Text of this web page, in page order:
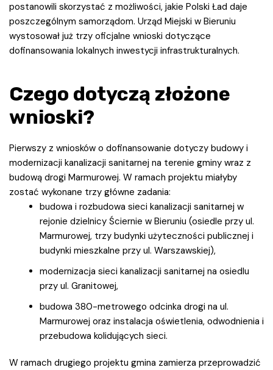
postanowili skorzystać z możliwości, jakie Polski Ład daje
poszczególnym samorządom. Urząd Miejski w Bieruniu
wystosował już trzy oficjalne wnioski dotyczące
dofinansowania lokalnych inwestycji infrastrukturalnych.
Czego dotyczą złożone
wnioski?
Pierwszy z wniosków o dofinansowanie dotyczy budowy i
modernizacji kanalizacji sanitarnej na terenie gminy wraz z
budową drogi Marmurowej. W ramach projektu miałyby
zostać wykonane trzy główne zadania:
budowa i rozbudowa sieci kanalizacji sanitarnej w
rejonie dzielnicy Ściernie w Bieruniu (osiedle przy ul.
Marmurowej, trzy budynki użyteczności publicznej i
budynki mieszkalne przy ul. Warszawskiej),
modernizacja sieci kanalizacji sanitarnej na osiedlu
przy ul. Granitowej,
budowa 380-metrowego odcinka drogi na ul.
Marmurowej oraz instalacja oświetlenia, odwodnienia i
przebudowa kolidujących sieci.
W ramach drugiego projektu gmina zamierza przeprowadzić